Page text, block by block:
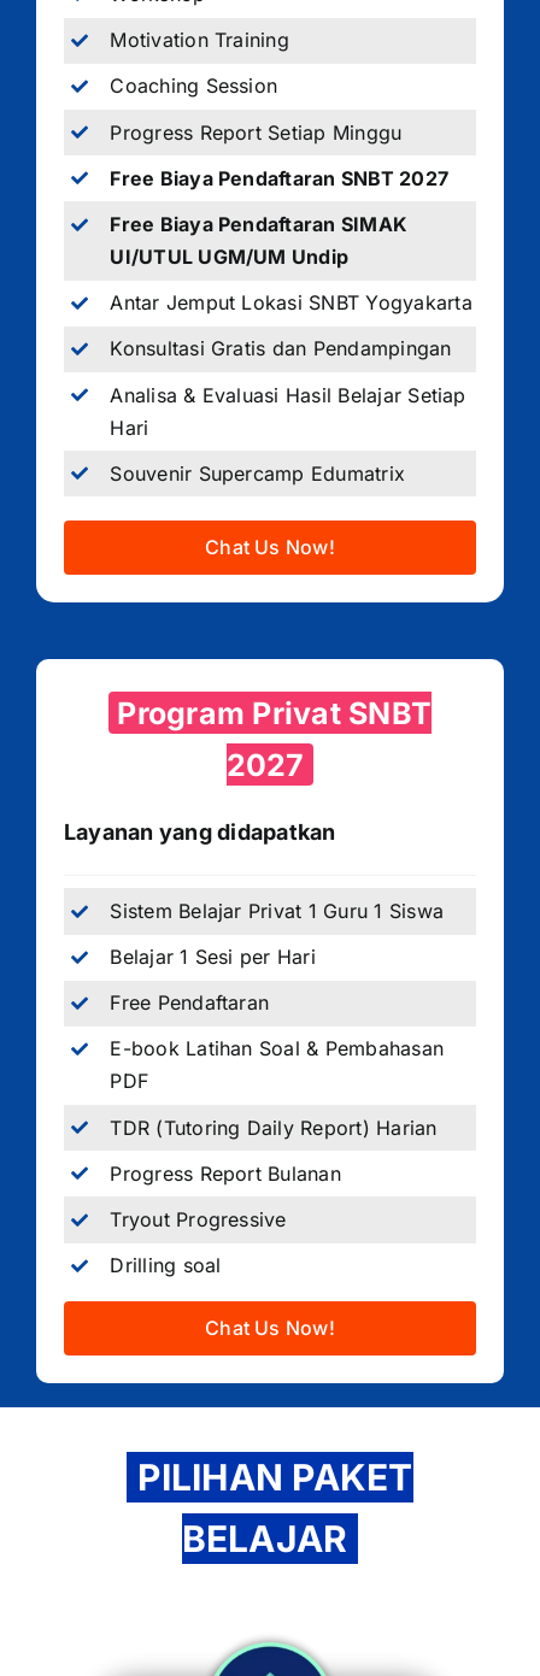
Motivation Training
Coaching Session
Progress Report Setiap Minggu
Free Biaya Pendaftaran SNBT 2027
Free Biaya Pendaftaran SIMAK
UI/UTUL UGM/UM Undip
Antar Jemput Lokasi SNBT Yogyakarta
Konsultasi Gratis dan Pendampingan
Analisa & Evaluasi Hasil Belajar Setiap
Hari
Souvenir Supercamp Edumatrix
Chat Us Now!
Program Privat SNBT
2027
Layanan yang didapatkan
Sistem Belajar Privat 1 Guru 1 Siswa
Belajar 1 Sesi per Hari
Free Pendaftaran
E-book Latihan Soal & Pembahasan
PDF
TDR (Tutoring Daily Report) Harian
Progress Report Bulanan
Tryout Progressive
Drilling soal
Chat Us Now!
PILIHAN PAKET
BELAJAR